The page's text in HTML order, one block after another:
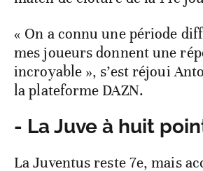
« On a connu une période
mes joueurs donnent une
incroyable », s’est réjoui
la plateforme DAZN.
- La Juve à huit
La Juventus reste 7e, mais